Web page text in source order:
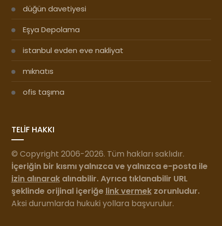
düğün davetiyesi
Eşya Depolama
istanbul evden eve nakliyat
mıknatıs
ofis taşıma
TELİF HAKKI
© Copyright 2006-2026. Tüm hakları saklıdır.
İçeriğin bir kısmı yalnızca ve yalnızca e-posta ile
izin alınarakalınabilir. Ayrıca tıklanabilir URL
şeklinde orijinal içeriğe link vermekzorunludur.
Aksi durumlarda hukuki yollara başvurulur.